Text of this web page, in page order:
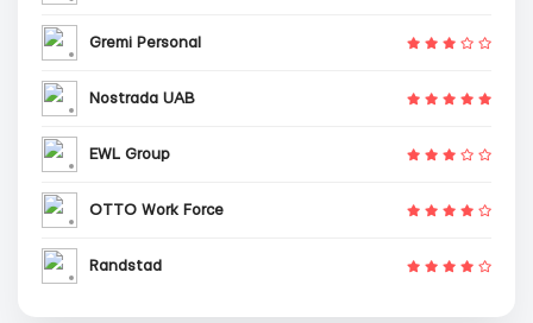
Gremi Personal
Nostrada UAB
EWL Group
OTTO Work Force
Randstad